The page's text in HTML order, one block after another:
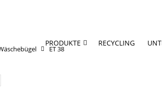
PRODUKTE RECYCLING
ET 38